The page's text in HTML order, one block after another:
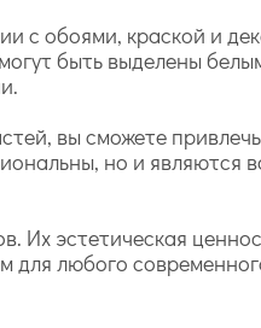
с обоями, краской и
быть выделены
вы сможете
но и являются
Их эстетическая
для любого